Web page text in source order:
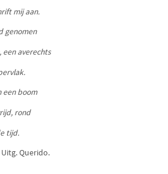
mij aan.
genomen
averechts
een boom
rond
tijd.
Uitg. Querido.